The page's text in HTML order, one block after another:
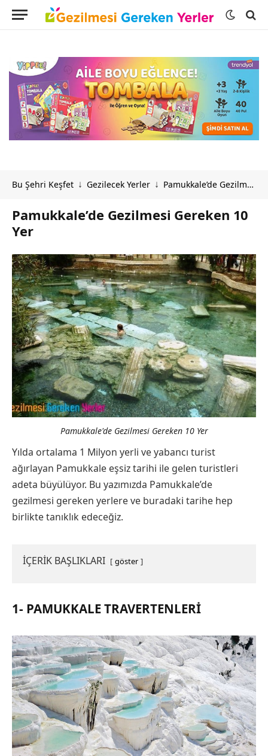
Bu Şehri Keşfet ↓ Gezilecek Yerler ↓ Pamukkale’de Gezilmesi Gereken 10 Yer
Pamukkale’de Gezilmesi Gereken 10
Yer
Pamukkale'de Gezilmesi Gereken 10 Yer
Yılda ortalama 1 Milyon yerli ve yabancı turist
ağırlayan Pamukkale eşsiz tarihi ile gelen turistleri
adeta büyülüyor. Bu yazımızda Pamukkale’de
gezilmesi gereken yerlere ve buradaki tarihe hep
birlikte tanıklık edeceğiz.
İÇERİK BAŞLIKLARI göster
1- PAMUKKALE TRAVERTENLERI